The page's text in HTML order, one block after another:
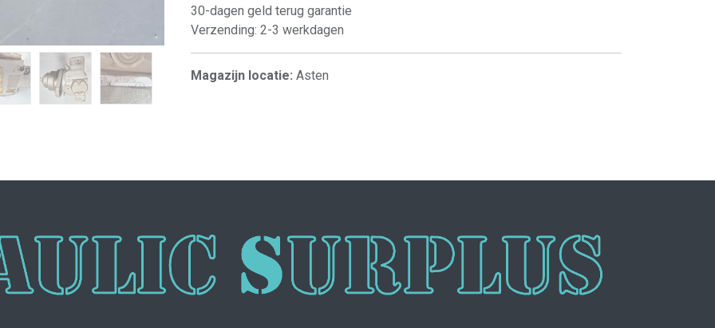
30-dagen geld terug garantie
Verzending: 2-3 werkdagen
Magazijn locatie: Asten